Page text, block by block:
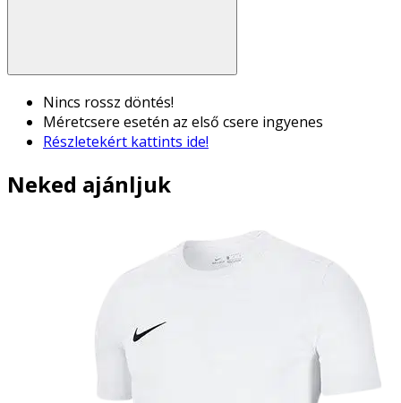
Nincs rossz döntés!
Méretcsere esetén az első csere ingyenes
Részletekért kattints ide!
Neked ajánljuk